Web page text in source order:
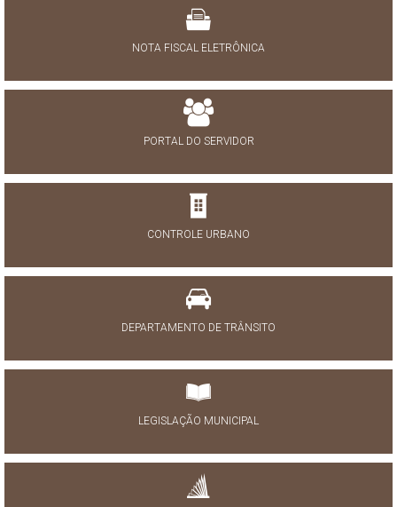
NOTA FISCAL ELETRÔNICA
PORTAL DO SERVIDOR
CONTROLE URBANO
DEPARTAMENTO DE TRÂNSITO
LEGISLAÇÃO MUNICIPAL